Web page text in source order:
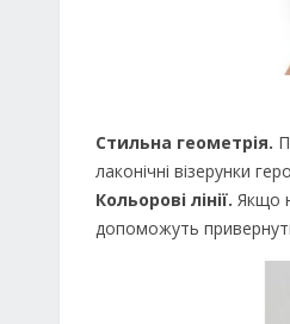
Стильна геометрія.
лаконічні візерунки
Кольорові лінії. Якщо
допоможуть